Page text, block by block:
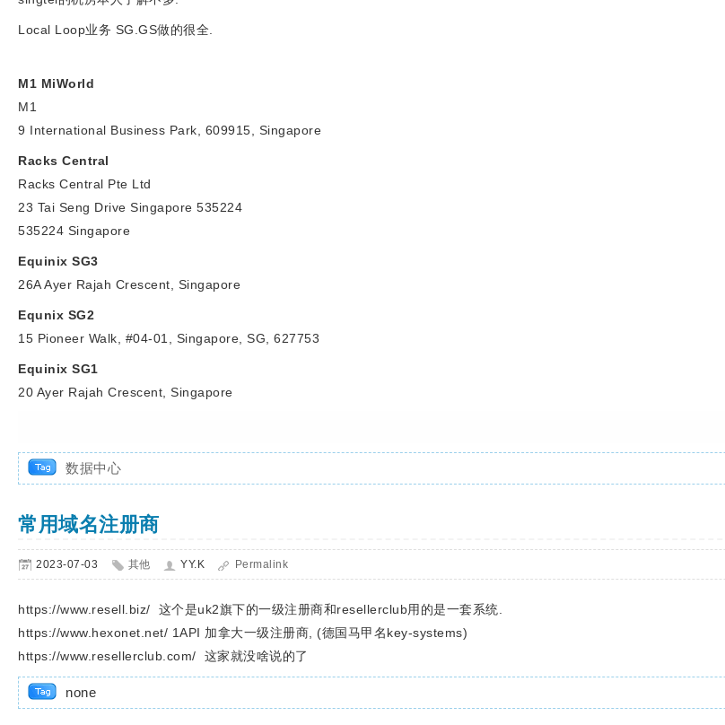
Local Loop业务 SG.GS做的很全.
M1 MiWorld
M1
9 International Business Park, 609915, Singapore
Racks Central
Racks Central Pte Ltd
23 Tai Seng Drive Singapore 535224
535224 Singapore
Equinix SG3
26A Ayer Rajah Crescent, Singapore
Equnix SG2
15 Pioneer Walk, #04-01, Singapore, SG, 627753
Equinix SG1
20 Ayer Rajah Crescent, Singapore
数据中心
常用域名注册商
2023-07-03 其他 YY.K Permalink
https://www.resell.biz/ 这个是uk2旗下的一级注册商和resellerclub用的是一套系统.
https://www.hexonet.net/ 1API 加拿大一级注册商, (德国马甲名key-systems)
https://www.resellerclub.com/ 这家就没啥说的了
none